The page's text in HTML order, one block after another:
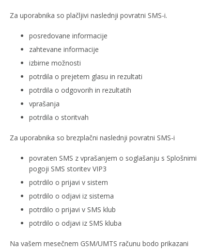
Za uporabnika so plačljivi naslednji povratni SMS-i.
posredovane informacije
zahtevane informacije
izbirne možnosti
potrdila o prejetem glasu in rezultati
potrdila o odgovorih in rezultatih
vprašanja
potrdila o storitvah
Za uporabnika so brezplačni naslednji povratni SMS-i
povraten SMS z vprašanjem o soglašanju s Splošnimi
pogoji SMS storitev VIP3
potrdilo o prijavi v sistem
potrdilo o odjavi iz sistema
potrdilo o prijavi v SMS klub
potrdilo o odjavi iz SMS kluba
Na vašem mesečnem GSM/UMTS računu bodo prikazani